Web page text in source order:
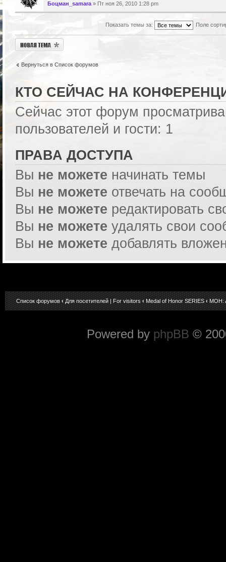
Боцман_samara » Пт ноя 26, 2010 1:28 pm
Показать темы за: Поле
Новая тема
Вернуться в Список форумов
КТО СЕЙЧАС НА
Сейчас этот форум
пользователей и гости: 1
ПРАВА ДОСТУПА
Вы не можете начинать темы
Вы не можете отвечать на
Вы не можете редактировать
Вы не можете удалять свои
Вы не можете добавлять
Список форумов ‹ Для посетителей | For visitors ‹ Medal of Honor SERIES ‹ MOH:
Powered by phpBB ©